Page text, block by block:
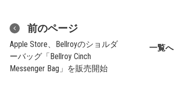
前のページ
Apple Store、Bellroyのショルダ
ーバッグ「Bellroy Cinch
Messenger Bag」を販売開始
一覧へ